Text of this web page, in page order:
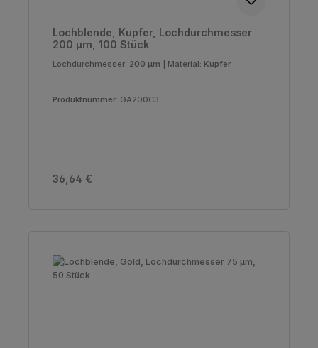
Lochblende, Kupfer, Lochdurchmesser
200 µm, 100 Stück
Lochdurchmesser: 200 µm Material: Kupfer
Produktnummer: GA200C3
Regulärer Preis:
36,64 €